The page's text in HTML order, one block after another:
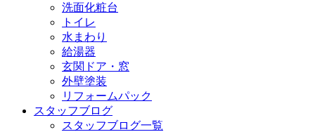
洗面化粧台
トイレ
水まわり
給湯器
玄関ドア・窓
外壁塗装
リフォームパック
スタッフブログ
スタッフブログ一覧